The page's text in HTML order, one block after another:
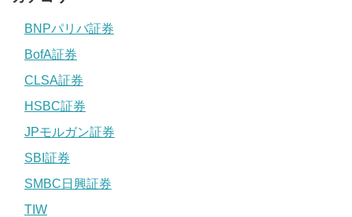
BNPパリバ証券
BofA証券
CLSA証券
HSBC証券
JPモルガン証券
SBI証券
SMBC日興証券
TIW